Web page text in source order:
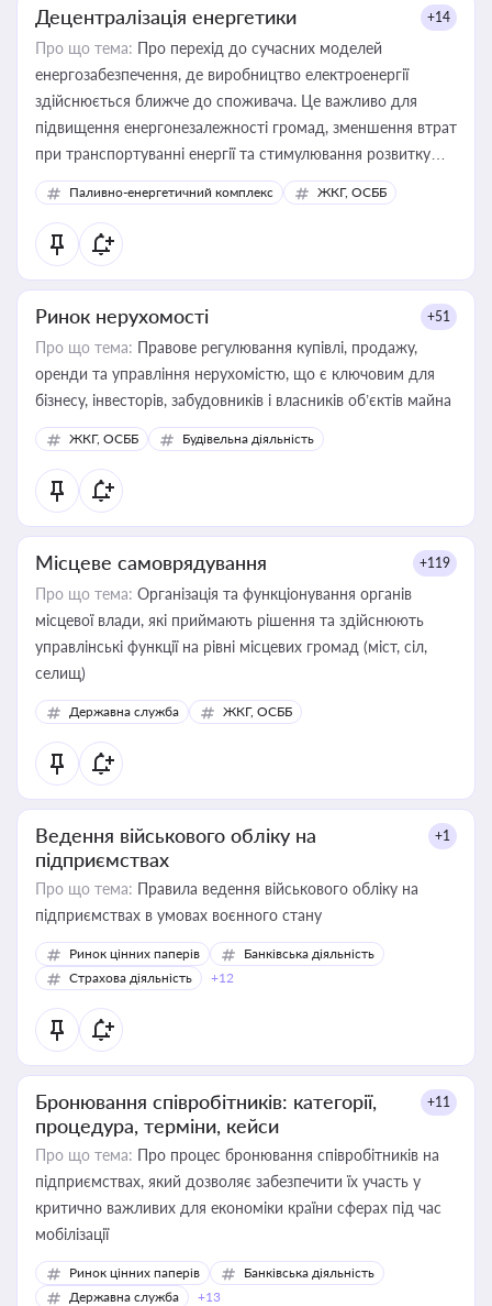
Децентралізація енергетики +14
Про що тема: Про перехід до сучасних моделей
енергозабезпечення, де виробництво електроенергії
здійснюється ближче до споживача. Це важливо для
підвищення енергонезалежності громад, зменшення втрат
при транспортуванні енергії та стимулювання розвитку
відновлюваних джерел
Паливно-енергетичний комплекс ЖКГ, ОСББ
Ринок нерухомості +51
Про що тема: Правове регулювання купівлі, продажу,
оренди та управління нерухомістю, що є ключовим для
бізнесу, інвесторів, забудовників і власників об’єктів майна
ЖКГ, ОСББ Будівельна діяльність
Місцеве самоврядування +119
Про що тема: Організація та функціонування органів
місцевої влади, які приймають рішення та здійснюють
управлінські функції на рівні місцевих громад (міст, сіл,
селищ)
Державна служба ЖКГ, ОСББ
Ведення військового обліку на
підприємствах
+1
Про що тема: Правила ведення військового обліку на
підприємствах в умовах воєнного стану
Ринок цінних паперів
Банківська діяльність
Страхова діяльність
+12
Бронювання співробітників: категорії,
процедура, терміни, кейси
+11
Про що тема: Про процес бронювання співробітників на
підприємствах, який дозволяє забезпечити їх участь у
критично важливих для економіки країни сферах під час
мобілізації
Ринок цінних паперів
Банківська діяльність
Державна служба
+13